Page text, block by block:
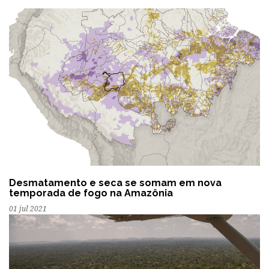
Desmatamento e seca se somam em nova
temporada de fogo na Amazônia
01 jul 2021